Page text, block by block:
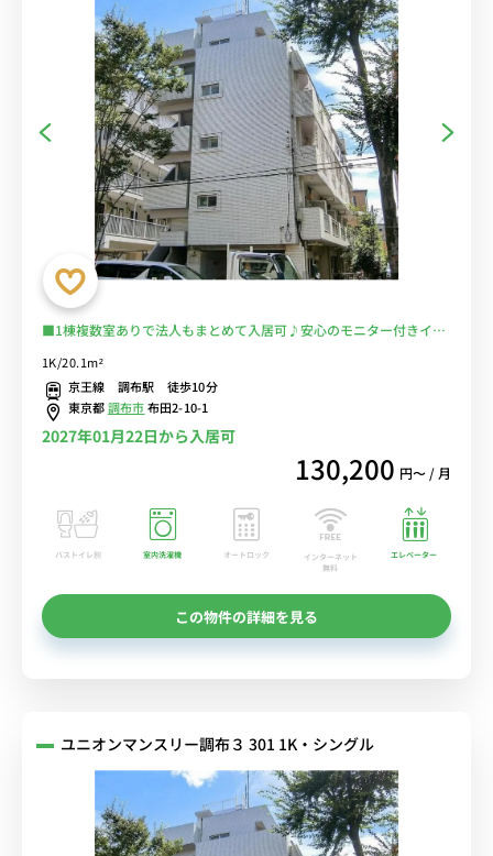
■1棟複数室ありで法人もまとめて入居可♪安心のモニター付きイン
部屋♪京王線で新宿・橋本・京王八王子まで乗換なし/駅前には
PARCOや西友などショッピングモールが複数あり/コンビニ至近■選
べるWi-Fi格安レンタル中！
1K/20.1m²
京王線 調布駅 徒歩10分
東京都調布市布田2-10-1
2027年01月22日から入居可
130,200 円〜 / 月
バストイレ別 室内洗濯機 オートロック
インターネット
無料
エレベーター
この物件の詳細を見る
ユニオンマンスリー調布３ 301 1K・シングル